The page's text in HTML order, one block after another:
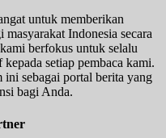
untuk memberikan
Indonesia secara
berfokus untuk selalu
setiap pembaca kami.
ini sebagai portal berita yang
bagi Anda.